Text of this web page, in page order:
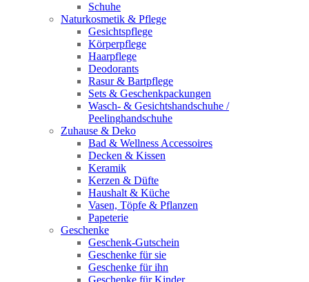
Schuhe
Naturkosmetik & Pflege
Gesichtspflege
Körperpflege
Haarpflege
Deodorants
Rasur & Bartpflege
Sets & Geschenkpackungen
Wasch‑ & Gesichtshandschuhe /
Peelinghandschuhe
Zuhause & Deko
Bad & Wellness Accessoires
Decken & Kissen
Keramik
Kerzen & Düfte
Haushalt & Küche
Vasen, Töpfe & Pflanzen
Papeterie
Geschenke
Geschenk-Gutschein
Geschenke für sie
Geschenke für ihn
Geschenke für Kinder